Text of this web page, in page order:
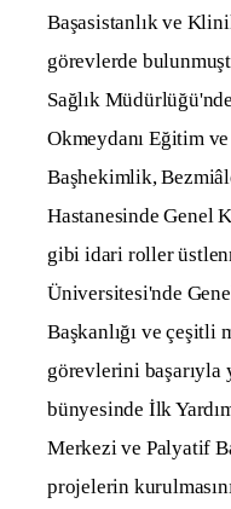
Başasistanlık ve
görevlerde
Sağlık
Okmeydanı Eğitim
Başhekimlik,
Hastanesinde Genel
gibi idari roller
Üniversitesi'nde
Başkanlığı ve
görevlerini başarıyla
bünyesinde İlk
Merkezi ve Palyatif
projelerin